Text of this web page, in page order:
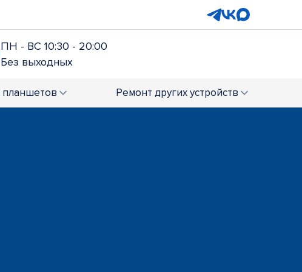
ПН - ВС 10:30 - 20:00
Без выходных
планшетов Ремонт других устройств